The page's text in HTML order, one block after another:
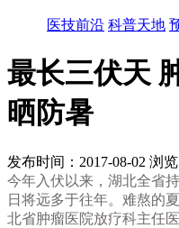
医技前沿 科普天地
最长三伏天
晒防暑
发布时间：2017-08-02 浏
今年入伏以来，湖北全省
日将远多于往年。难熬的
北省肿瘤医院放疗科主任